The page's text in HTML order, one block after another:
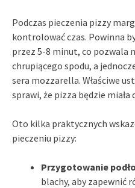
Podczas pieczenia pizzy
kontrolować czas. Powinna
przez 5-8 minut, co pozwala
chrupiącego spodu, a
sera mozzarella. Właściwe
sprawi, że pizza będzie
Oto kilka praktycznych
pieczeniu pizzy:
Przygotowanie
blachy, aby zapewnić